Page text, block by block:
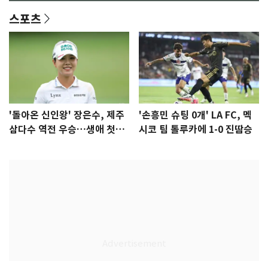
스포츠
'돌아온 신인왕' 장은수, 제주
삼다수 역전 우승…생애 첫승
'손흥민 슈팅 0개' LA FC, 멕
시코 팀 톨루카에 1-0 진땀승